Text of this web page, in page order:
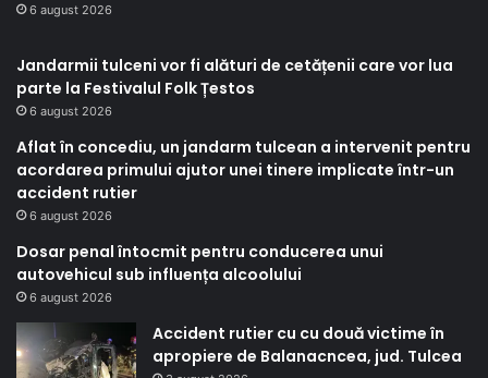
6 august 2026
Jandarmii tulceni vor fi alături de cetățenii care vor lua
parte la Festivalul Folk Țestos
6 august 2026
Aflat în concediu, un jandarm tulcean a intervenit pentru
acordarea primului ajutor unei tinere implicate într-un
accident rutier
6 august 2026
Dosar penal întocmit pentru conducerea unui
autovehicul sub influența alcoolului
6 august 2026
Accident rutier cu cu două victime în
apropiere de Balanacncea, jud. Tulcea